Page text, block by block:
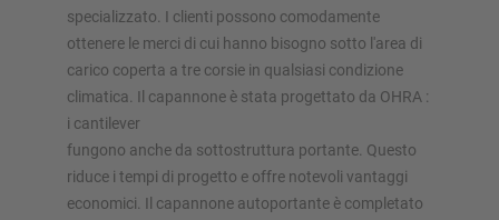
specializzato. I clienti possono comodamente
ottenere le merci di cui hanno bisogno sotto l'area di
carico coperta a tre corsie in qualsiasi condizione
climatica. Il capannone è stata progettato da OHRA :
i cantilever
fungono anche da sottostruttura portante. Questo
riduce i tempi di progetto e offre notevoli vantaggi
economici. Il capannone autoportante è completato